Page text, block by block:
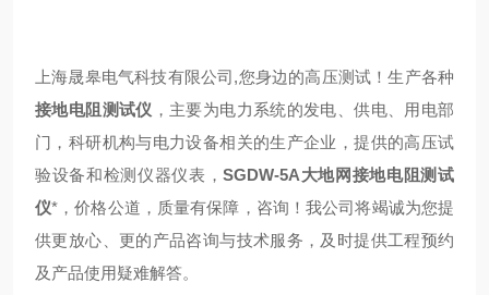
上海晟皋电气科技有限公司,您身边的高压测试！生产各种
接地电阻测试仪 ，主要为电力系统的发电、供电、用电部
门，科研机构与电力设备相关的生产企业，提供的高压试
验设备和检测仪器仪表，SGDW-5A大地网接地电阻测试
仪*，价格公道，质量有保障，咨询！我公司将竭诚为您提
供更放心、更的产品咨询与技术服务，及时提供工程预约
及产品使用疑难解答。